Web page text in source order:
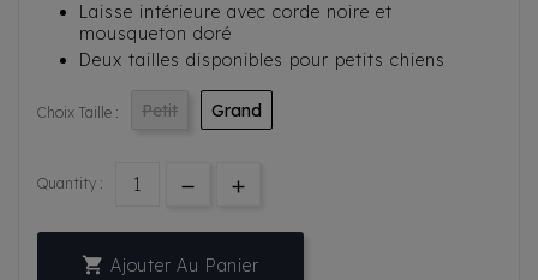
Laisse intérieure avec corde noire et
mousqueton doré
Deux tailles disponibles pour petits chiens
Choix Taille : Petit Grand
Quantity :
 Ajouter Au Panier